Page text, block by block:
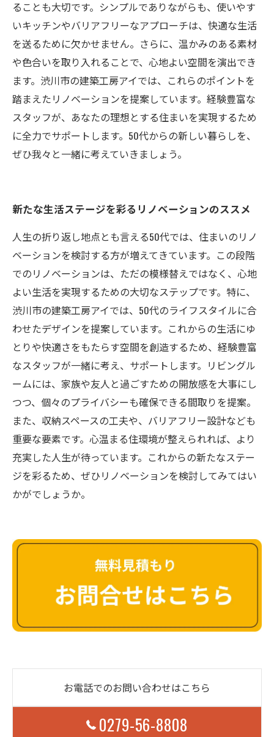
ることも大切です。シンプルでありながらも、使いやす
いキッチンやバリアフリーなアプローチは、快適な生活
を送るために欠かせません。さらに、温かみのある素材
や色合いを取り入れることで、心地よい空間を演出でき
ます。渋川市の建築工房アイでは、これらのポイントを
踏まえたリノベーションを提案しています。経験豊富な
スタッフが、あなたの理想とする住まいを実現するため
に全力でサポートします。50代からの新しい暮らしを、
ぜひ我々と一緒に考えていきましょう。
新たな生活ステージを彩るリノベーションのススメ
人生の折り返し地点とも言える50代では、住まいのリノ
ベーションを検討する方が増えてきています。この段階
でのリノベーションは、ただの模様替えではなく、心地
よい生活を実現するための大切なステップです。特に、
渋川市の建築工房アイでは、50代のライフスタイルに合
わせたデザインを提案しています。これからの生活にゆ
とりや快適さをもたらす空間を創造するため、経験豊富
なスタッフが一緒に考え、サポートします。リビングル
ームには、家族や友人と過ごすための開放感を大事にし
つつ、個々のプライバシーも確保できる間取りを提案。
また、収納スペースの工夫や、バリアフリー設計なども
重要な要素です。心温まる住環境が整えられれば、より
充実した人生が待っています。これからの新たなステー
ジを彩るため、ぜひリノベーションを検討してみてはい
かがでしょうか。
お電話でのお問い合わせはこちら
0279-56-8808